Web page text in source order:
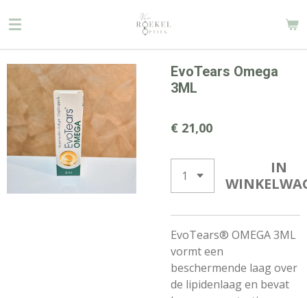
direct
de
hoofdinhoud
EvoTears Omega
3ML
€ 21,00
IN
EvoTears® OMEGA 3ML
vormt een
beschermende laag over
de lipidenlaag en bevat